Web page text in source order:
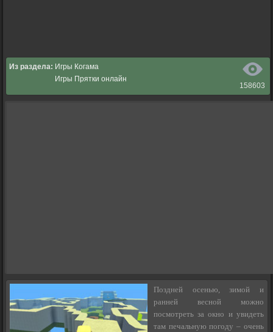
158603
Из раздела: Игры Когама
Игры Прятки онлайн
Поздней осенью, зимой и
ранней весной можно
посмотреть за окно и увидеть
там печальную погоду – очень